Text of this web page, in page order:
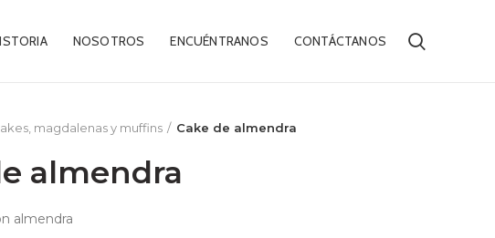
NOSOTROS ENCUÉNTRANOS CONTÁCTANOS
magdalenas y muffins Cake de almendra
almendra
almendra